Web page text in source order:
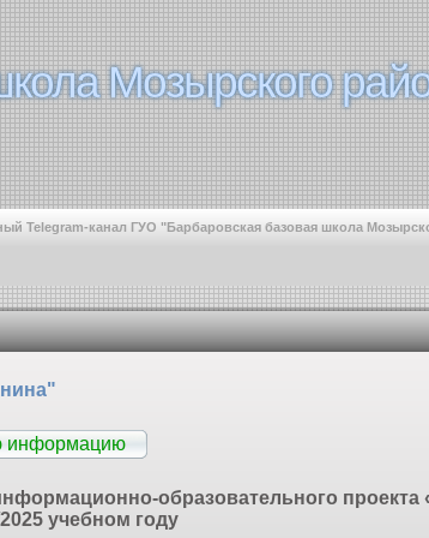
Мозырского
Мозырского
Telegram-канал ГУО "Барбаровская базовая школа
информацию
образовательного проекта
учебном году